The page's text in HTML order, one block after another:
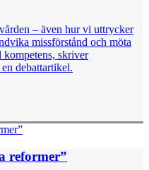
– även hur vi uttrycker
missförstånd och möta
kompetens, skriver
debattartikel.
reformer”